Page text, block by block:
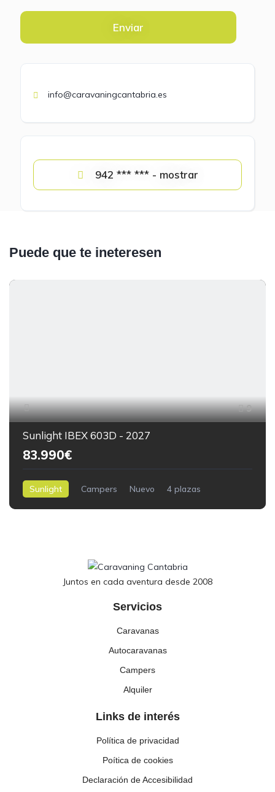
Enviar
info@caravaningcantabria.es
942 *** *** - mostrar
Puede que te ineteresen
9
Sunlight IBEX 603D - 2027
83.990€
Sunlight Campers Nuevo
4 plazas
Juntos en cada aventura desde 2008
Servicios
Caravanas
Autocaravanas
Campers
Alquiler
Links de interés
Política de privacidad
Poítica de cookies
Declaración de Accesibilidad